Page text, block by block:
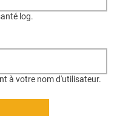
log.
à votre nom d'utilisateur.